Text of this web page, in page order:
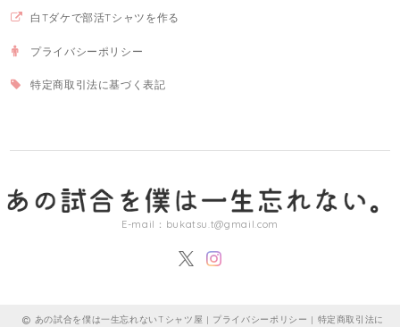
白Tダケで部活Tシャツを作る
プライバシーポリシー
特定商取引法に基づく表記
E-mail： bukatsu.t@gmail.com
あの試合を僕は一生忘れないTシャツ屋 | プライバシーポリシー | 特定商取引法に